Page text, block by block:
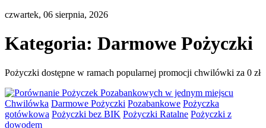
czwartek, 06 sierpnia, 2026
Kategoria: Darmowe Pożyczki
Pożyczki dostępne w ramach popularnej promocji chwilówki za 0 zł
Chwilówka Darmowe Pożyczki Pozabankowe Pożyczka
gotówkowa Pożyczki bez BIK Pożyczki Ratalne Pożyczki z
dowodem